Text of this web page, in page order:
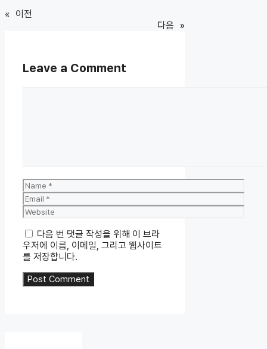
« 이전
다음 »
Leave a Comment
Name
Email
Website
다음 번 댓글 작성을 위해 이 브라
우저에 이름, 이메일, 그리고 웹사이트
를 저장합니다.